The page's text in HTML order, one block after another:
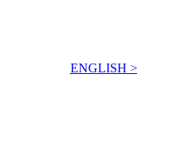
ENGLISH >